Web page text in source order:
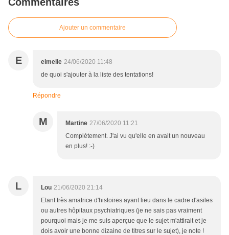
Ajouter un commentaire
E eimelle 24/06/2020 11:48
de quoi s'ajouter à la liste des tentations!
Répondre
M Martine 27/06/2020 11:21
Complètement. J'ai vu qu'elle en avait un nouveau
en plus! :-)
L Lou 21/06/2020 21:14
Etant très amatrice d'histoires ayant lieu dans le cadre d'asiles
ou autres hôpitaux psychiatriques (je ne sais pas vraiment
pourquoi mais je me suis aperçue que le sujet m'attirait et je
dois avoir une bonne dizaine de titres sur le sujet), je note !